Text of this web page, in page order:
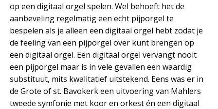
op een digitaal orgel spelen. Wel behoeft het de
aanbeveling regelmatig een echt pijporgel te
bespelen als je alleen een digitaal orgel hebt zodat je
de feeling van een pijporgel over kunt brengen op
een digitaal orgel. Een digitaal orgel vervangt nooit
een pijporgel maar is in vele gevallen een waardig
substituut, mits kwalitatief uitstekend. Eens was er in
de Grote of st. Bavokerk een uitvoering van Mahlers
tweede symfonie met koor en orkest én een digitaal